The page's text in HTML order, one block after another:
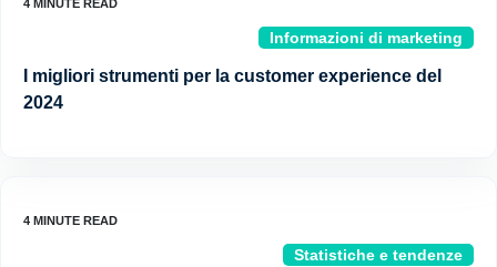
Informazioni di marketing
I migliori strumenti per la customer experience del
2024
Statistiche e tendenze